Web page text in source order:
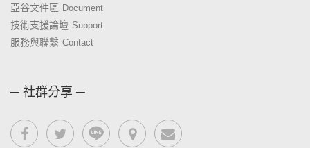
亞谷文件區 Document
技術支援論壇 Support
服務與聯繫 Contact
─ 社群分享 ─